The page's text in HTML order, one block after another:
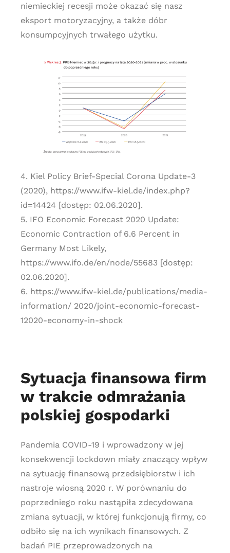
niemieckiej recesji może okazać się nasz
eksport motoryzacyjny, a także dóbr
konsumpcyjnych trwałego użytku.
4. Kiel Policy Brief-Special Corona Update-3
(2020), https://www.ifw-kiel.de/index.php?
id=14424 [dostęp: 02.06.2020].
5. IFO Economic Forecast 2020 Update:
Economic Contraction of 6.6 Percent in
Germany Most Likely,
https://www.ifo.de/en/node/55683 [dostęp:
02.06.2020].
6. https://www.ifw-kiel.de/publications/media-
information/ 2020/joint-economic-forecast-
12020-economy-in-shock
Sytuacja finansowa firm
w trakcie odmrażania
polskiej gospodarki
Pandemia COVID-19 i wprowadzony w jej
konsekwencji lockdown miały znaczący wpływ
na sytuację finansową przedsiębiorstw i ich
nastroje wiosną 2020 r. W porównaniu do
poprzedniego roku nastąpiła zdecydowana
zmiana sytuacji, w której funkcjonują firmy, co
odbiło się na ich wynikach finansowych. Z
badań PIE przeprowadzonych na